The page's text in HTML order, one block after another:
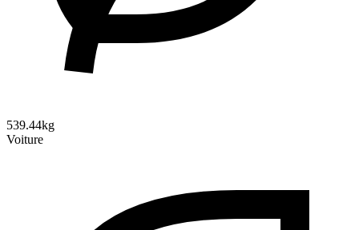
539.44kg
Voiture